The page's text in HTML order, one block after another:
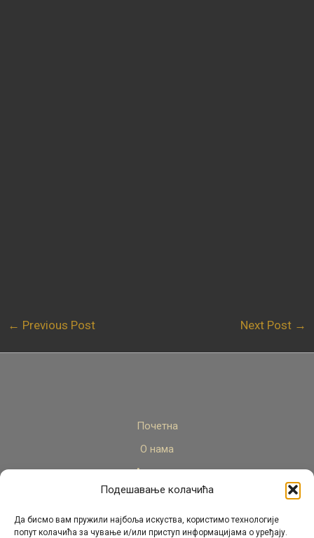
Подешавање колачића
Да бисмо вам пружили најбоља искуства, користимо технологије
попут колачића за чување и/или приступ информацијама о уређају.
← Previous Post Next Post →
Почетна
О нама
Актуелно
Стручни кадар
Пројекти